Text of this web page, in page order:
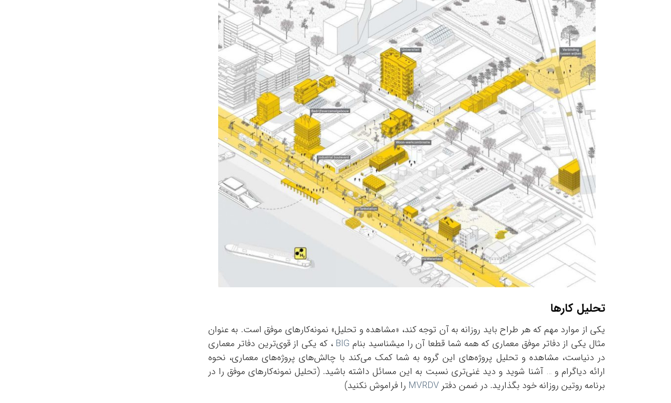
تحلیل کارها
یکی از موارد مهم که هر طراح باید روزانه به آن توجه کند، «مشاهده و تحلیل» نمونه‌کارهای موفق است. به عنوان
مثال یکی از دفاتر موفق معماری که همه شما قطعا آن را میشناسید بنام BIG ، که یکی از قوی‌ترین دفاتر معماری
در دنیاست، مشاهده و تحلیل پروژه‌های این گروه به شما کمک می‌کند با چالش‌های پروژه‌های معماری، نحوه
ارائه دیاگرام و … آشنا شوید و دید غنی‌تری نسبت به این مسائل داشته باشید. (تحلیل نمونه‌کارهای موفق را در
برنامه روتین روزانه خود بگذارید. در ضمن دفتر MVRDV را فراموش نکنید)